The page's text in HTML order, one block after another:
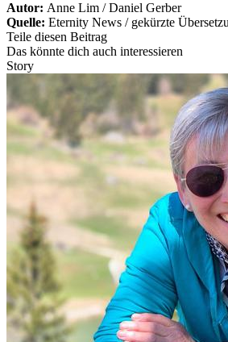
Autor: Anne Lim / Daniel Gerber
Quelle: Eternity News / gekürzte
Teile diesen Beitrag
Das könnte dich auch interessieren
Story